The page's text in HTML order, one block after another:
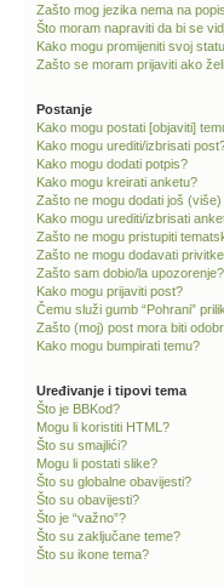
Zašto mog jezika nema na
Što moram napraviti da bi se
Kako mogu promijeniti svoj
Zašto se moram prijaviti ako
Postanje
Kako mogu postati [objaviti]
Kako mogu urediti/izbrisati
Kako mogu dodati potpis?
Kako mogu kreirati anketu?
Zašto ne mogu dodati još
Kako mogu urediti/izbrisati
Zašto ne mogu pristupiti
Zašto ne mogu dodavati
Zašto sam dobio/la upozorenje?
Kako mogu prijaviti post?
Čemu služi gumb “Pohrani”
Zašto (moj) post mora biti
Kako mogu bumpirati temu?
Uređivanje i tipovi tema
Što je BBKod?
Mogu li koristiti HTML?
Što su smajlići?
Mogu li postati slike?
Što su globalne obavijesti?
Što su obavijesti?
Što je “važno”?
Što su zaključane teme?
Što su ikone tema?